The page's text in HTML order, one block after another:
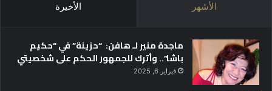
الأشهر الأخيرة
ماجدة منير لـ هافن: “حزينة” في “حكيم
باشا”.. وأترك للجمهور الحكم على شخصيتي
فبراير 6, 2025